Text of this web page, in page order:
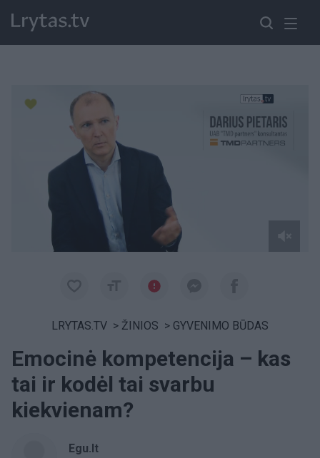
Paremkite Ukrainą
LRYTAS.TV > ŽINIOS > GYVENIMO BŪDAS
Emocinė kompetencija – kas
tai ir kodėl tai svarbu
kiekvienam?
Egu.lt